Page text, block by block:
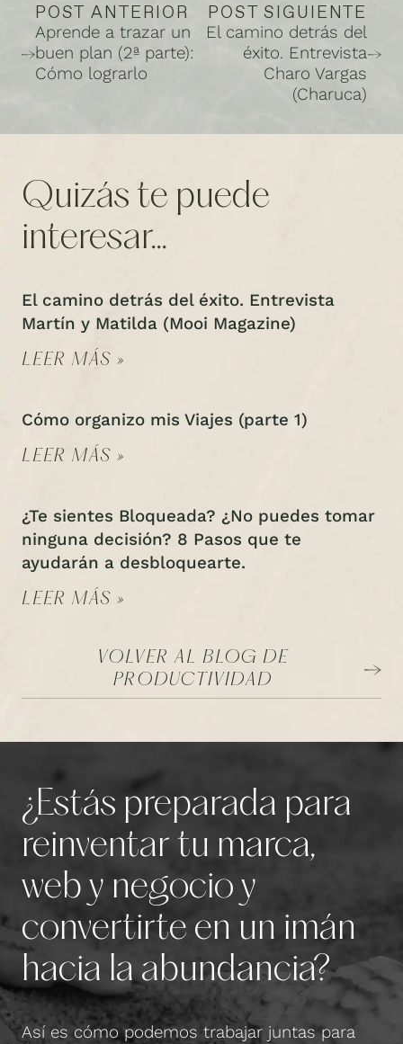
POST ANTERIOR
Aprende a trazar un
buen plan (2ª parte):
Cómo lograrlo
POST SIGUIENTE
El camino detrás del
éxito. Entrevista
Charo Vargas
(Charuca)
Quizás te puede
interesar...
El camino detrás del éxito. Entrevista
Martín y Matilda (Mooi Magazine)
LEER MÁS »
Cómo organizo mis Viajes (parte 1)
LEER MÁS »
¿Te sientes Bloqueada? ¿No puedes tomar
ninguna decisión? 8 Pasos que te
ayudarán a desbloquearte.
LEER MÁS »
VOLVER AL BLOG DE
PRODUCTIVIDAD
¿Estás preparada para
reinventar tu marca,
web y negocio y
convertirte en un imán
hacia la abundancia?
Así es cómo podemos trabajar juntas para